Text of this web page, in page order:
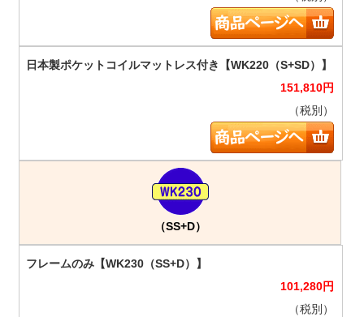
151,810円
（税別）
（SS+D）
101,280円
（税別）